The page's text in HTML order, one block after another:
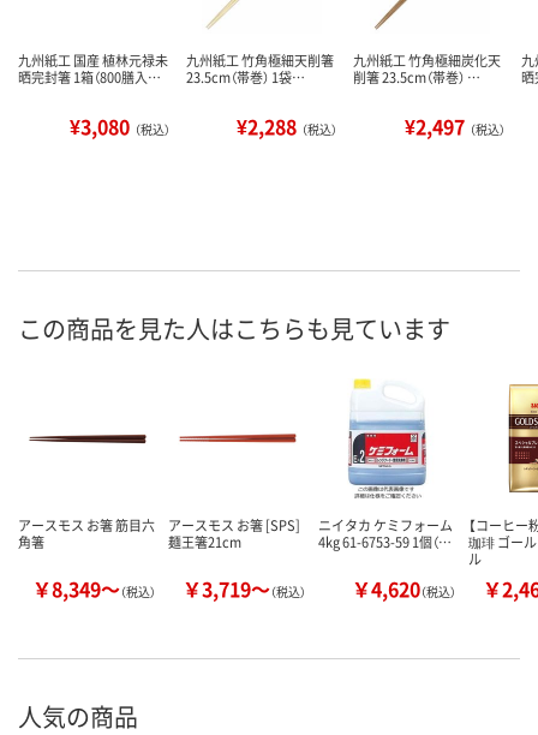
九州紙工 国産 植林元禄未
晒完封箸 1箱（800膳入…
¥3,080 （税込）
九州紙工 竹角極細天削箸
23.5cm（帯巻） 1袋…
¥2,288 （税込）
九州紙工 竹角極細炭化天
削箸 23.5cm（帯巻） …
¥2,497 （税込）
晒
この商品を見た人はこちらも見ています
アースモス お箸 筋目六
角箸
￥8,349～（税込）
アースモス お箸 [SPS]
麺王箸21cm
￥3,719～（税込）
ニイタカ ケミフォーム
4kg 61-6753-59 1個（…
￥4,620（税込）
【コーヒー
珈琲 ゴー
ル
￥
人気の商品